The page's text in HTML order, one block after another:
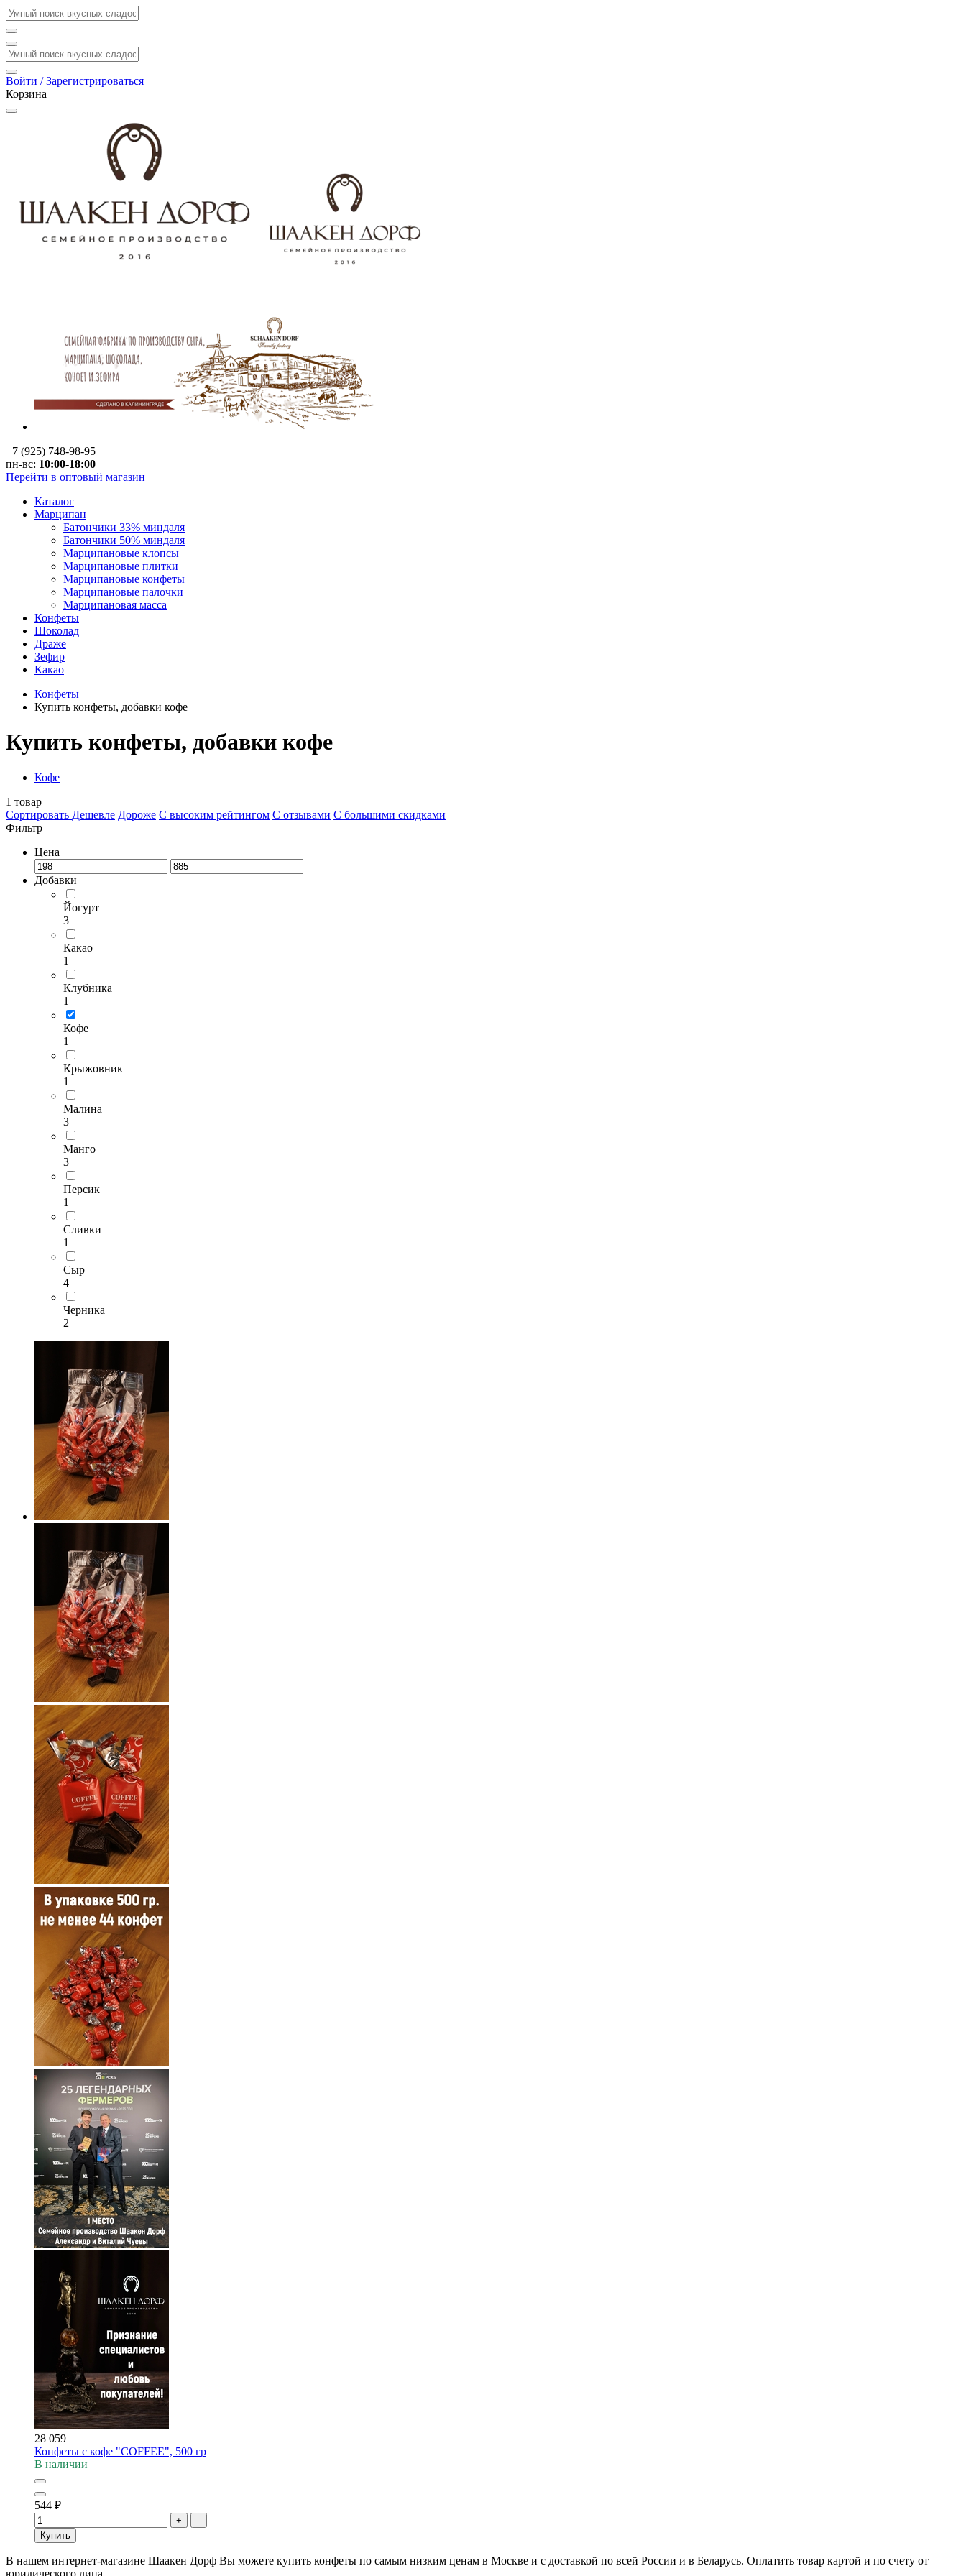
Войти / Зарегистрироваться
Корзина
+7 (925) 748-98-95
пн-вс: 10:00-18:00
Перейти в оптовый магазин
Каталог
Марципан
Батончики 33% миндаля
Батончики 50% миндаля
Марципановые клопсы
Марципановые плитки
Марципановые конфеты
Марципановые палочки
Марципановая масса
Конфеты
Шоколад
Драже
Зефир
Какао
Конфеты
Купить конфеты, добавки кофе
Купить конфеты, добавки кофе
Кофе
1 товар
Сортировать Дешевле Дороже С высоким рейтингом C отзывами С большими скидками
Фильтр
Цена
Добавки
Йогурт
3
Какао
1
Клубника
1
Кофе
1
Крыжовник
1
Малина
3
Манго
3
Персик
1
Сливки
1
Сыр
4
Черника
2
28 059
Конфеты с кофе "COFFEE", 500 гр
В наличии
544 ₽
+
–
Купить
В нашем интернет-магазине Шаакен Дорф Вы можете купить конфеты по самым низким ценам в Москве и с доставкой по всей России и в Беларусь. Оплатить товар картой и по счету от
юридического лица.